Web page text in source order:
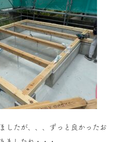
したが、、、ずっと良かったお